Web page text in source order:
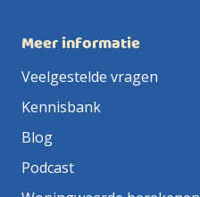
Meer informatie
Veelgestelde vragen
Kennisbank
Blog
Podcast